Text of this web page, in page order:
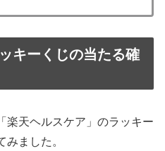
キーくじの当たる確
楽天ヘルスケア」のラッキー
みました。